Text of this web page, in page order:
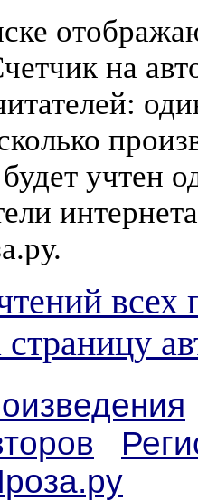
на
учтен
всех
страницу